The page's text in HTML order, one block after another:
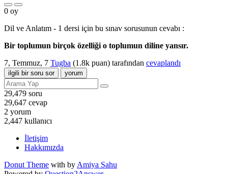
0 oy
Dil ve Anlatım - 1 dersi için bu sınav sorusunun cevabı :
Bir toplumun birçok özelliği o toplumun diline yansır.
7, Temmuz, 7 Tugba (1.8k puan) tarafından cevaplandı
ilgili bir soru sor yorum
29,479 soru
29,647 cevap
2 yorum
2,447 kullanıcı
İletişim
Hakkımızda
Donut Theme with by Amiya Sahu